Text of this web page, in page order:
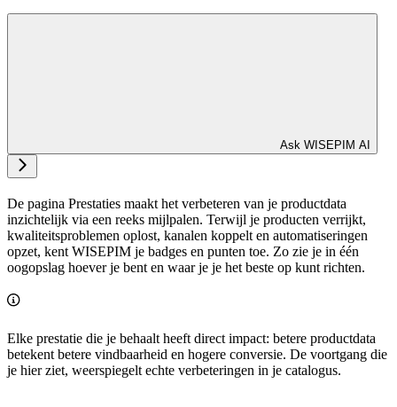
Ask WISEPIM AI
De pagina Prestaties maakt het verbeteren van je productdata
inzichtelijk via een reeks mijlpalen. Terwijl je producten verrijkt,
kwaliteitsproblemen oplost, kanalen koppelt en automatiseringen
opzet, kent WISEPIM je badges en punten toe. Zo zie je in één
oogopslag hoever je bent en waar je je het beste op kunt richten.
Elke prestatie die je behaalt heeft direct impact: betere productdata
betekent betere vindbaarheid en hogere conversie. De voortgang die
je hier ziet, weerspiegelt echte verbeteringen in je catalogus.